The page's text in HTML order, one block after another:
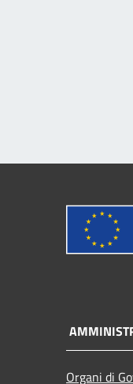
Organi di